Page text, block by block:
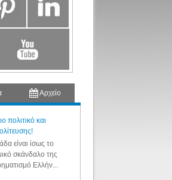
Αρχείο
πολιτικό και
είναι ίσως το
σκάνδαλο της
Ελλήν...